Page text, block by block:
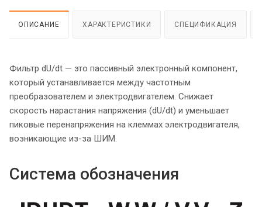
ОПИСАНИЕ ХАРАКТЕРИСТИКИ СПЕЦИФИКАЦИЯ
Фильтр dU/dt — это пассивный электронный компонент,
который устанавливается между частотным
преобразователем и электродвигателем. Снижает
скорость нарастания напряжения (dU/dt) и уменьшает
пиковые перенапряжения на клеммах электродвигателя,
возникающие из-за ШИМ.
Система обозначения